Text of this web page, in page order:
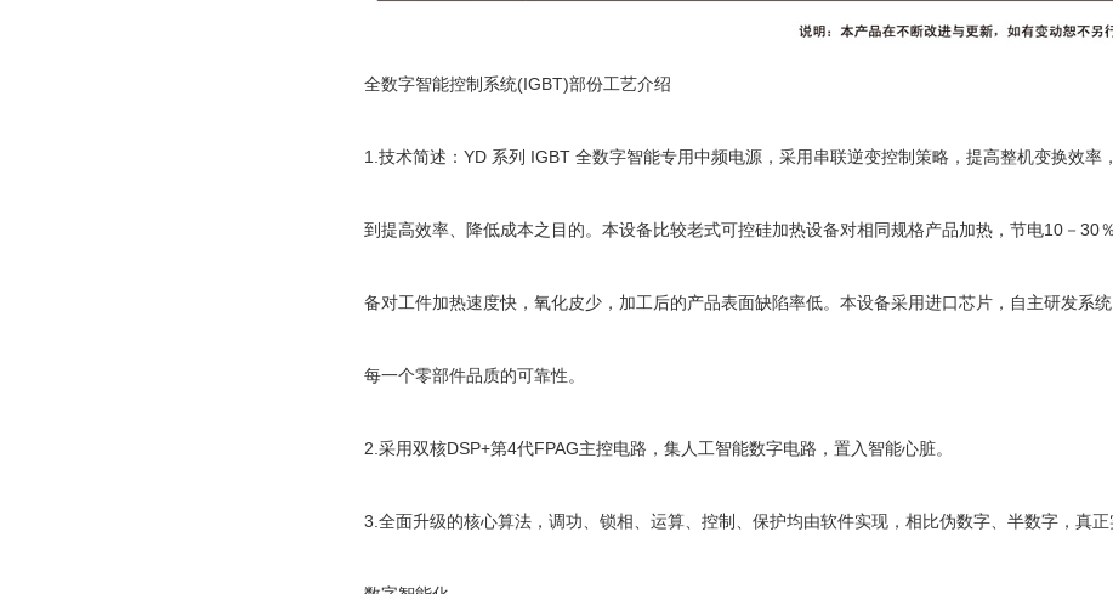
全数字智能控制系统(IGBT)部份工艺介绍
1.技术简述：YD 系列 IGBT 全数字智能专用中频电源，采用串联逆变控制策略，提高整机变换效率
到提高效率、降低成本之目的。本设备比较老式可控硅加热设备对相同规格产品加热，节电10－30
备对工件加热速度快，氧化皮少，加工后的产品表面缺陷率低。本设备采用进口芯片，自主研发系
每一个零部件品质的可靠性。
2.采用双核DSP+第4代FPAG主控电路，集人工智能数字电路，置入智能心脏。
3.全面升级的核心算法，调功、锁相、运算、控制、保护均由软件实现，相比伪数字、半数字，真正